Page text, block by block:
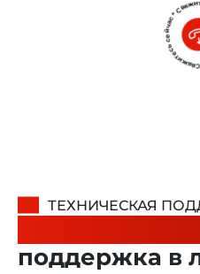
Свяжитесь
ТЕХНИЧЕСКАЯ
поддержка в